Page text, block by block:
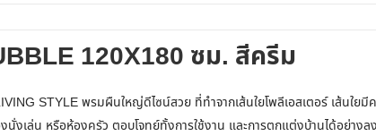
120X180 ซม. สีครีม
STYLE พรมผืนใหญ่ดีไซน์สวย ที่ทำจากเส้นใยโพลีเอสเตอร์ เส้นใย
งเล่น หรือห้องครัว ตอบโจทย์ทั้งการใช้งาน และการตกแต่งบ้านได้อย่างล